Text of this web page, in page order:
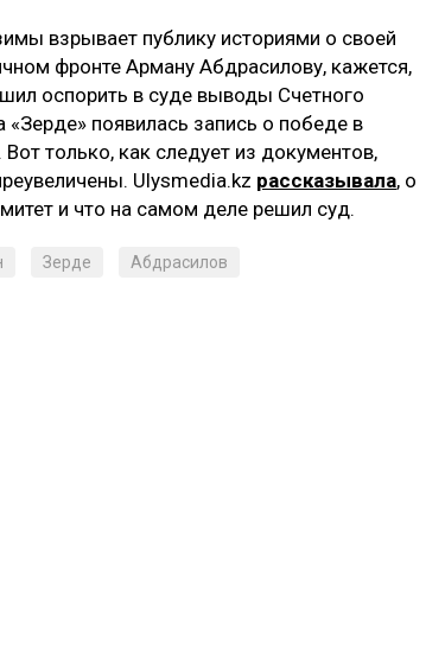
взрывает публику историями о своей
фронте Арману Абдрасилову, кажется,
оспорить в суде выводы Счетного
«Зерде» появилась запись о победе в
только, как следует из документов,
Ulysmedia.kz рассказывала, о
и что на самом деле решил суд.
Зерде Абдрасилов